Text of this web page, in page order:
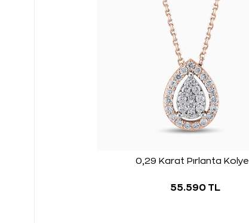
0,29 Karat Pırlanta Kolye
55.590 TL